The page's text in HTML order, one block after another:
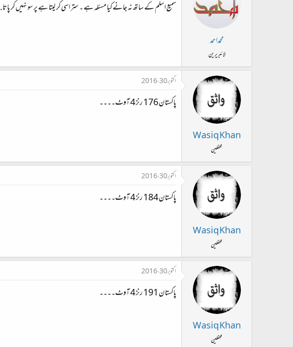
محمداحمد
لائبریرین
سمیع اسلم کے ساتھ نہ جانے کیا مسئلہ ہے ۔ ستر اسی کر لیتا ہے پر سو نہیں کر پاتا.
Wasiq Khan
محفلین
اکتوبر 30، 2016
پاکستان 176 رنز 4 آوٹ۔۔۔۔
Wasiq Khan
محفلین
اکتوبر 30، 2016
پاکستان 184 رنز 4 آوٹ۔۔۔۔
Wasiq Khan
محفلین
اکتوبر 30، 2016
پاکستان 191 رنز 4 آوٹ۔۔۔۔